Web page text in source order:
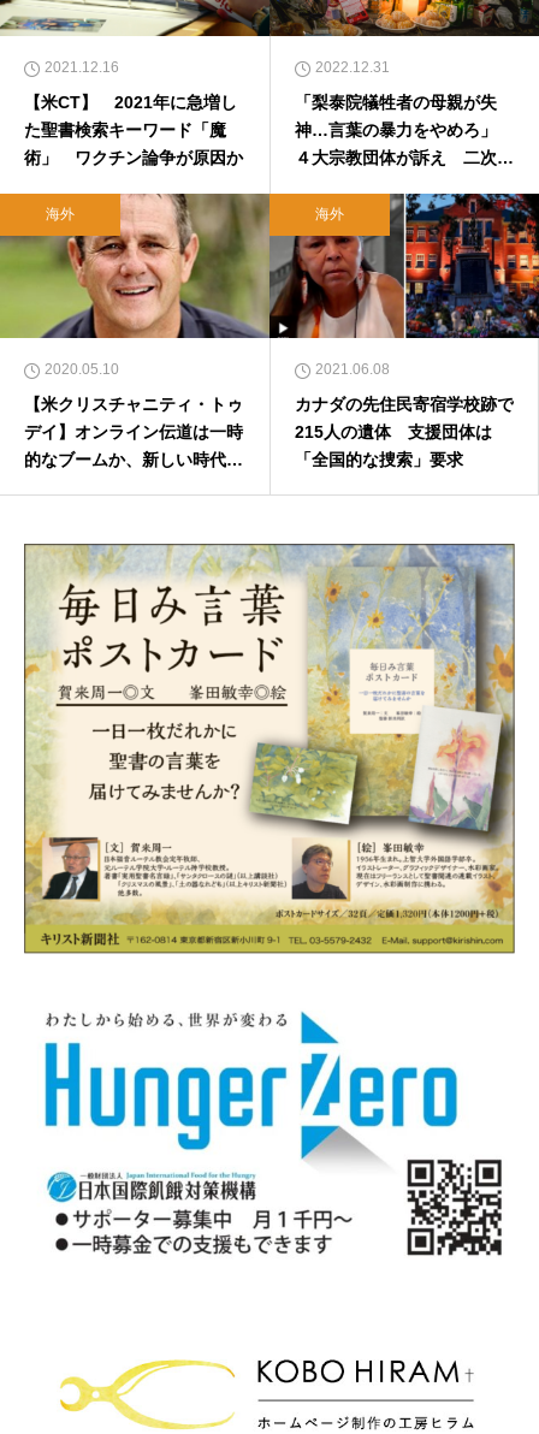
2021.12.16
【米CT】 2021年に急増し
た聖書検索キーワード「魔
術」 ワクチン論争が原因か
2022.12.31
「梨泰院犠牲者の母親が失
神…言葉の暴力をやめろ」
４大宗教団体が訴え 二次加
海外
2020.05.10
【米クリスチャニティ・トゥ
デイ】オンライン伝道は一時
的なブームか、新しい時代の
海外
2021.06.08
カナダの先住民寄宿学校跡で
215人の遺体 支援団体は
「全国的な捜索」要求